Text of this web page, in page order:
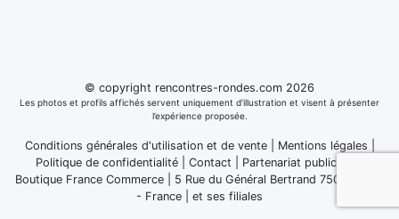
© copyright rencontres-rondes.com 2026
Les photos et profils affichés servent uniquement d’illustration et visent à présenter
l’expérience proposée.
Conditions générales d'utilisation et de vente| Mentions légales
Politique de confidentialité
Contact
Partenariat publicitaire
Boutique France Commerce | 5 Rue du Général Bertrand 75007 Paris
- France
et ses filiales